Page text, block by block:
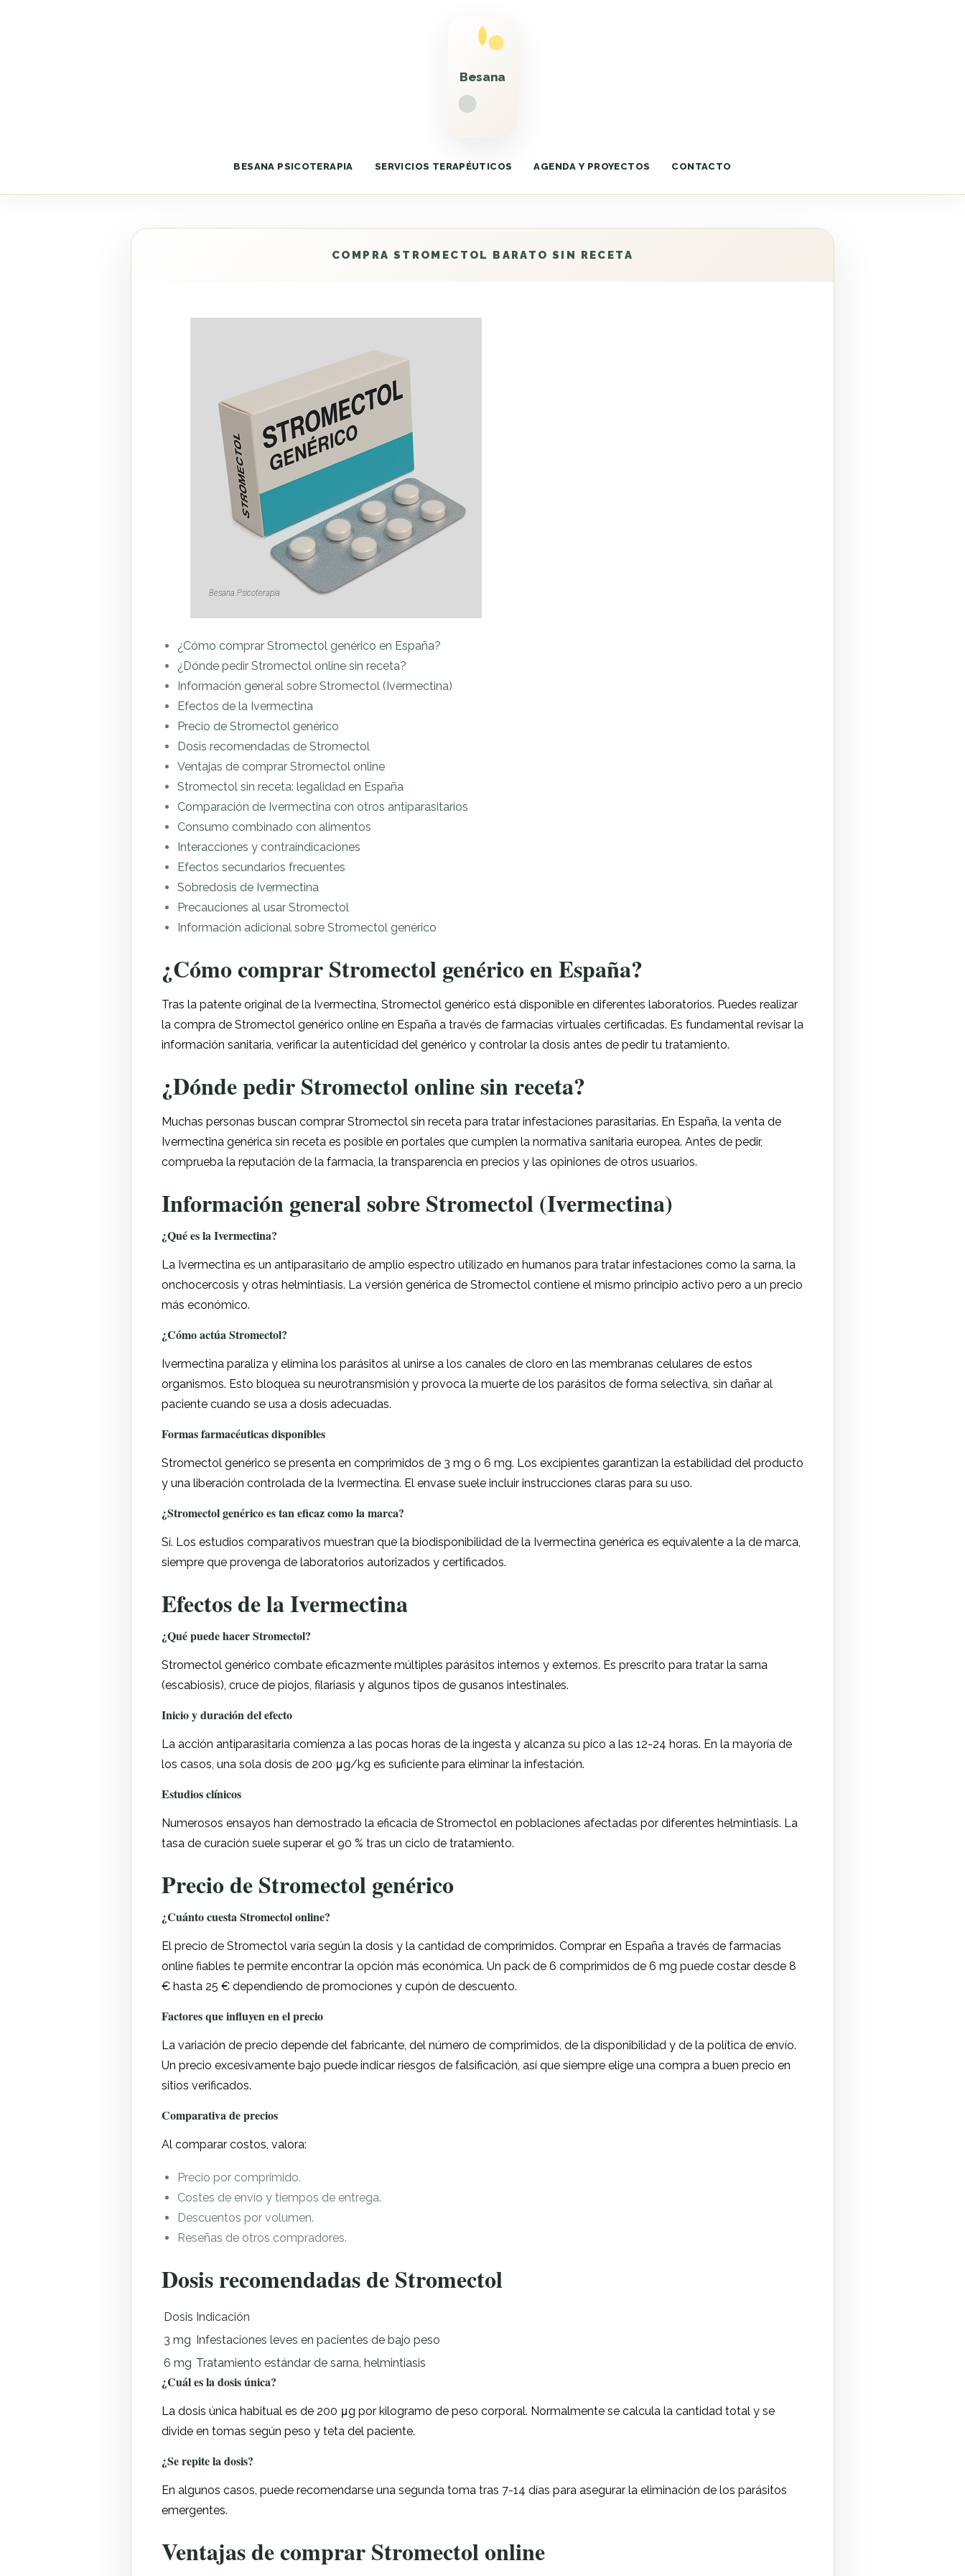
BESANA PSICOTERAPIA SERVICIOS TERAPÉUTICOS AGENDA Y PROYECTOS CONTACTO
COMPRA STROMECTOL BARATO SIN RECETA
¿Cómo comprar Stromectol genérico en España?
¿Dónde pedir Stromectol online sin receta?
Información general sobre Stromectol (Ivermectina)
Efectos de la Ivermectina
Precio de Stromectol genérico
Dosis recomendadas de Stromectol
Ventajas de comprar Stromectol online
Stromectol sin receta: legalidad en España
Comparación de Ivermectina con otros antiparasitarios
Consumo combinado con alimentos
Interacciones y contraindicaciones
Efectos secundarios frecuentes
Sobredosis de Ivermectina
Precauciones al usar Stromectol
Información adicional sobre Stromectol genérico
¿Cómo comprar Stromectol genérico en España?
Tras la patente original de la Ivermectina, Stromectol genérico está disponible en diferentes laboratorios. Puedes realizar
la compra de Stromectol genérico online en España a través de farmacias virtuales certificadas. Es fundamental revisar la
información sanitaria, verificar la autenticidad del genérico y controlar la dosis antes de pedir tu tratamiento.
¿Dónde pedir Stromectol online sin receta?
Muchas personas buscan comprar Stromectol sin receta para tratar infestaciones parasitarias. En España, la venta de
Ivermectina genérica sin receta es posible en portales que cumplen la normativa sanitaria europea. Antes de pedir,
comprueba la reputación de la farmacia, la transparencia en precios y las opiniones de otros usuarios.
Información general sobre Stromectol (Ivermectina)
¿Qué es la Ivermectina?
La Ivermectina es un antiparasitario de amplio espectro utilizado en humanos para tratar infestaciones como la sarna, la
onchocercosis y otras helmintiasis. La versión genérica de Stromectol contiene el mismo principio activo pero a un precio
más económico.
¿Cómo actúa Stromectol?
Ivermectina paraliza y elimina los parásitos al unirse a los canales de cloro en las membranas celulares de estos
organismos. Esto bloquea su neurotransmisión y provoca la muerte de los parásitos de forma selectiva, sin dañar al
paciente cuando se usa a dosis adecuadas.
Formas farmacéuticas disponibles
Stromectol genérico se presenta en comprimidos de 3 mg o 6 mg. Los excipientes garantizan la estabilidad del producto
y una liberación controlada de la Ivermectina. El envase suele incluir instrucciones claras para su uso.
¿Stromectol genérico es tan eficaz como la marca?
Sí. Los estudios comparativos muestran que la biodisponibilidad de la Ivermectina genérica es equivalente a la de marca,
siempre que provenga de laboratorios autorizados y certificados.
Efectos de la Ivermectina
¿Qué puede hacer Stromectol?
Stromectol genérico combate eficazmente múltiples parásitos internos y externos. Es prescrito para tratar la sarna
(escabiosis), cruce de piojos, filariasis y algunos tipos de gusanos intestinales.
Inicio y duración del efecto
La acción antiparasitaria comienza a las pocas horas de la ingesta y alcanza su pico a las 12-24 horas. En la mayoría de
los casos, una sola dosis de 200 μg/kg es suficiente para eliminar la infestación.
Estudios clínicos
Numerosos ensayos han demostrado la eficacia de Stromectol en poblaciones afectadas por diferentes helmintiasis. La
tasa de curación suele superar el 90 % tras un ciclo de tratamiento.
Precio de Stromectol genérico
¿Cuánto cuesta Stromectol online?
El precio de Stromectol varía según la dosis y la cantidad de comprimidos. Comprar en España a través de farmacias
online fiables te permite encontrar la opción más económica. Un pack de 6 comprimidos de 6 mg puede costar desde 8
€ hasta 25 € dependiendo de promociones y cupón de descuento.
Factores que influyen en el precio
La variación de precio depende del fabricante, del número de comprimidos, de la disponibilidad y de la política de envío.
Un precio excesivamente bajo puede indicar riesgos de falsificación, así que siempre elige una compra a buen precio en
sitios verificados.
Comparativa de precios
Al comparar costos, valora:
Precio por comprimido.
Costes de envío y tiempos de entrega.
Descuentos por volumen.
Reseñas de otros compradores.
Dosis recomendadas de Stromectol
Dosis Indicación
3 mg Infestaciones leves en pacientes de bajo peso
6 mg Tratamiento estándar de sarna, helmintiasis
¿Cuál es la dosis única?
La dosis única habitual es de 200 μg por kilogramo de peso corporal. Normalmente se calcula la cantidad total y se
divide en tomas según peso y teta del paciente.
¿Se repite la dosis?
En algunos casos, puede recomendarse una segunda toma tras 7-14 días para asegurar la eliminación de los parásitos
emergentes.
Ventajas de comprar Stromectol online